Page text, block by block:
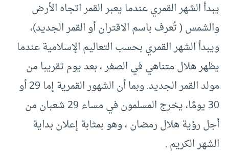
يبدأ الشهر القمري عندما يعبر القمر اتجاه الأرض
والشمس ( تُعرف باسم الاقتران أو القمر الجديد)،
ويبدأ الشهر القمري بحسب التعاليم الإسلامية عندما
يظهر هلال متناهي في الصغر ، بعد يوم تقريبا من
مولد القمر الجديد. وبما أن الشهور القمرية إما 29 أو
30 يومًا، يخرج المسلمون في مساء 29 شعبان من
أجل رؤية هلال رمضان ، وهو بمثابة إعلان بداية
الشهر الكريم .